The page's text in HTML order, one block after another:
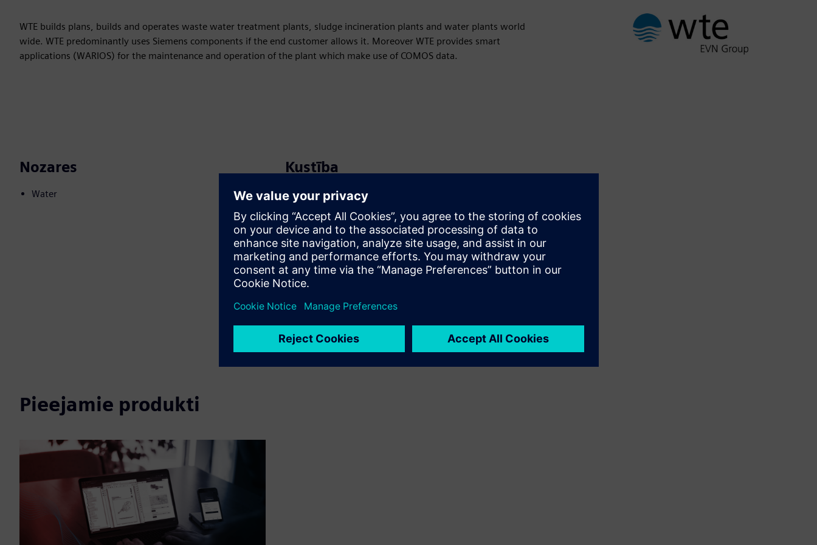
WTE builds plans, builds and operates waste water treatment plants, sludge incineration plants and water plants world
wide. WTE predominantly uses Siemens components if the end customer allows it. Moreover WTE provides smart
applications (WARIOS) for the maintenance and operation of the plant which make use of COMOS data.
Nozares
Water
Kustība
Build
produktu/risinājumu, izveidojot jaunu produktu, vai arī
izstrādā jaunu klienta risinājumu, integrējot Siemens
Xcelerator produktu ar savu produktu.
Service
risinājumam, kas palīdz klientam to ieviest, integrēt,
darbināt vai uzturēt
Pieejamie produkti